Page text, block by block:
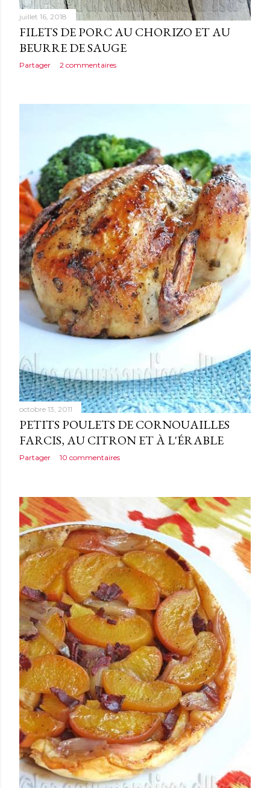
juillet 16, 2018
FILETS DE PORC AU CHORIZO ET AU
BEURRE DE SAUGE
Partager 2 commentaires
octobre 13, 2011
PETITS POULETS DE CORNOUAILLES
FARCIS, AU CITRON ET À L'ÉRABLE
Partager 10 commentaires